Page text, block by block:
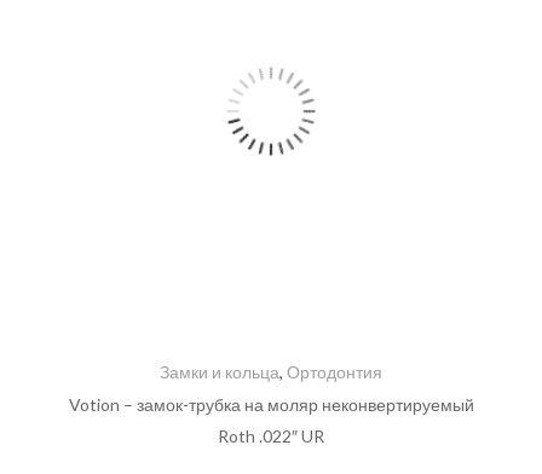
Замки и кольца, Ортодонтия
Votion – замок-трубка на моляр неконвертируемый
Roth .022″ UR